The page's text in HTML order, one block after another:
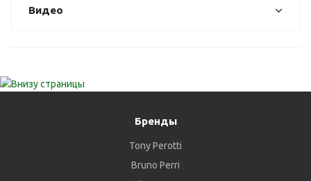
Видео
Бренды
Tony Perotti
Bruno Perri